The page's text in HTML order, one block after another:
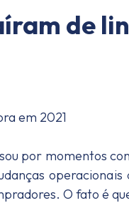
de
por momentos
O fato é